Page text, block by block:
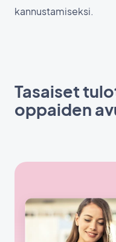
kannustamiseksi.
Tasaiset
oppaiden